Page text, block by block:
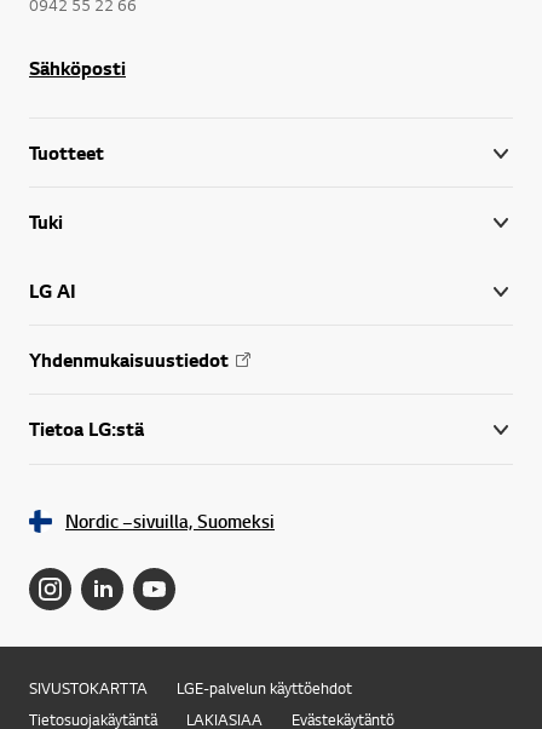
0942 55 22 66
Sähköposti
Tuotteet
Tuki
LG AI
Yhdenmukaisuustiedot
Tietoa LG:stä
Nordic –sivuilla, Suomeksi
SIVUSTOKARTTA
LGE-palvelun käyttöehdot
Tietosuojakäytäntä
LAKIASIAA Evästekäytäntö